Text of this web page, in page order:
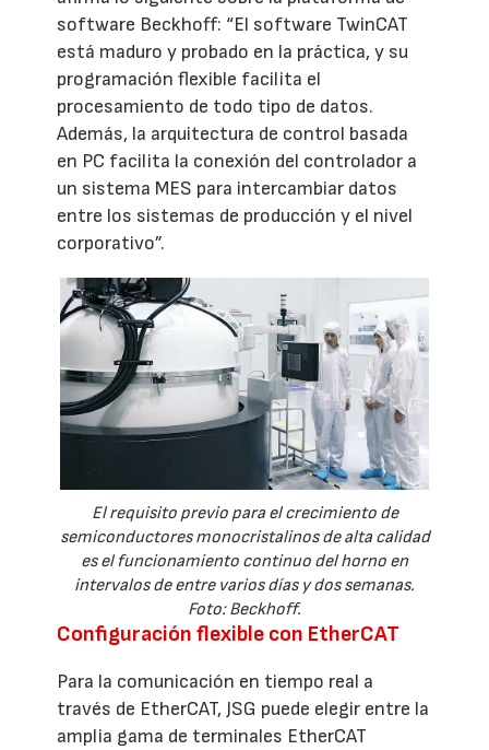
software Beckhoff: “El software TwinCAT
está maduro y probado en la práctica, y su
programación flexible facilita el
procesamiento de todo tipo de datos.
Además, la arquitectura de control basada
en PC facilita la conexión del controlador a
un sistema MES para intercambiar datos
entre los sistemas de producción y el nivel
corporativo”.
El requisito previo para el crecimiento de
semiconductores monocristalinos de alta calidad
es el funcionamiento continuo del horno en
intervalos de entre varios días y dos semanas.
Foto: Beckhoff.
Configuración flexible con EtherCAT
Para la comunicación en tiempo real a
través de EtherCAT, JSG puede elegir entre la
amplia gama de terminales EtherCAT